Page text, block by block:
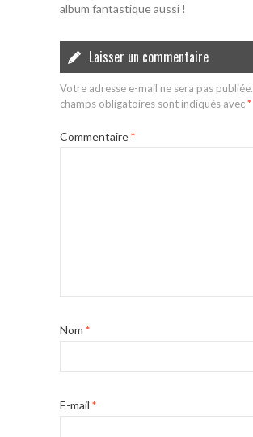
album fantastique aussi !
Laisser un commentaire
Votre adresse e-mail ne sera pas publiée.
champs obligatoires sont indiqués avec*
Commentaire*
Nom *
E-mail *